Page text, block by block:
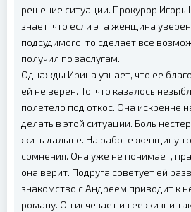
решение ситуации. Прокурор
знает, что если эта женщина
подсудимого, то сделает все
получил по заслугам.
Однажды Ирина узнает, что ее
ей не верен. То, что казалось
полетело под откос. Она искренне
делать в этой ситуации. Боль
жить дальше. На работе женщину
сомнения. Она уже не понимает,
она верит. Подруга советует ей
знакомство с Андреем приводит к
роману. Он исчезает из ее жизни